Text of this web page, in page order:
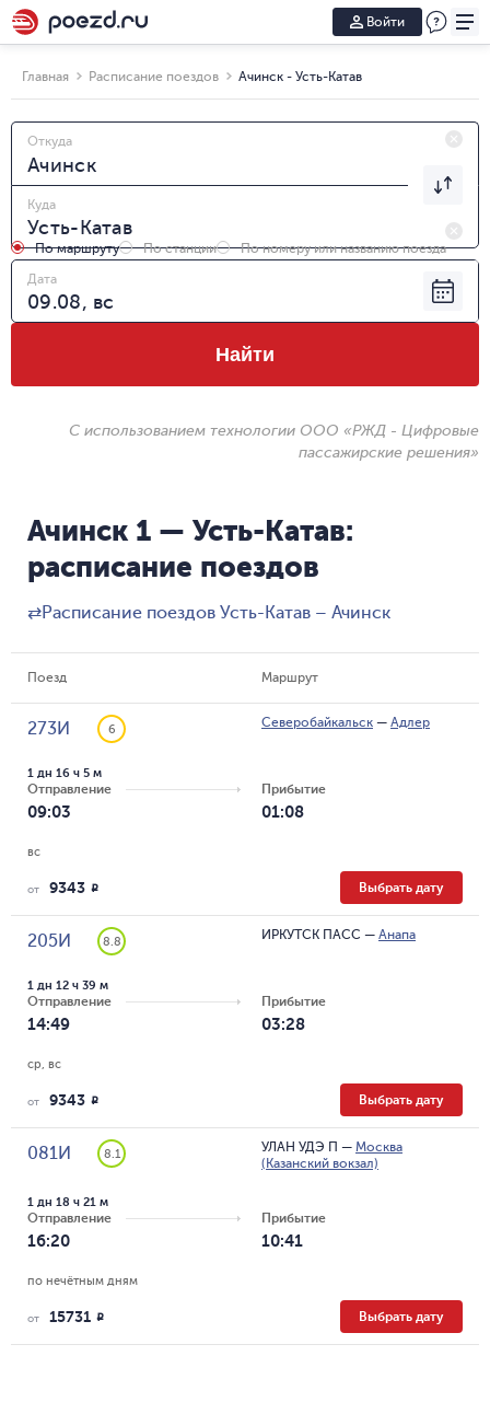
Войти
Главная Расписание поездов Ачинск - Усть-Катав
Откуда
Куда
По маршруту По станции
По номеру или названию поезда
Дата
Найти
С использованием технологии ООО «РЖД - Цифровые
пассажирские решения»
Ачинск 1 — Усть-Катав:
расписание поездов
⇄Расписание поездов Усть-Катав – Ачинск
Поезд Маршрут
273И 6 Северобайкальск — Адлер
Отправление
09:03
1 дн 16 ч 5 м
Прибытие
01:08
вс
от 9343 R Выбрать дату
205И 8.8 ИРКУТСК ПАСС — Анапа
Отправление
14:49
1 дн 12 ч 39 м
Прибытие
03:28
ср, вс
от 9343 R Выбрать дату
081И 8.1 УЛАН УДЭ П — Москва
(Казанский вокзал)
Отправление
16:20
1 дн 18 ч 21 м
Прибытие
10:41
по нечётным дням
от 15731 R Выбрать дату